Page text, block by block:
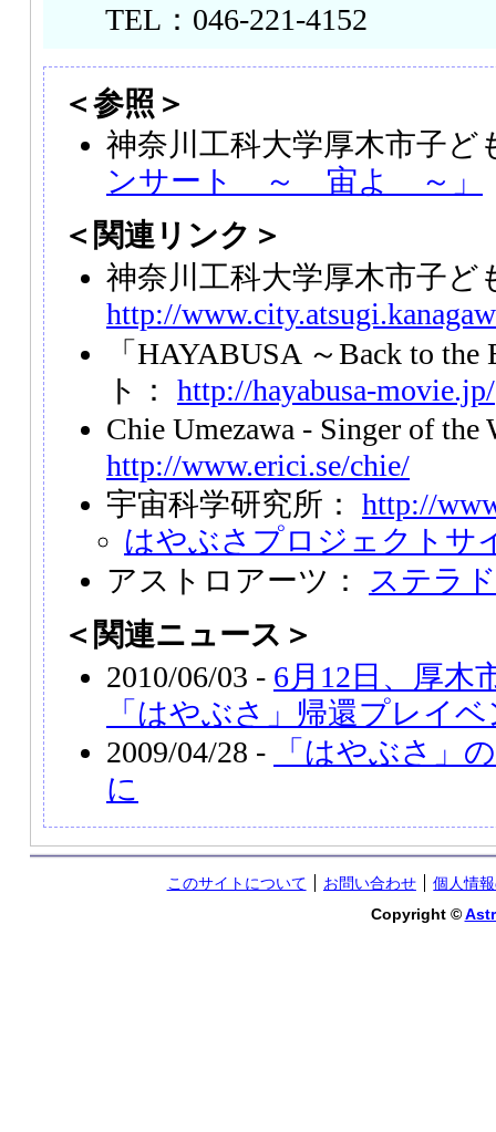
TEL：046-221-4152
＜参照＞
神奈川工科大学厚木市子ど
ンサート ～ 宙よ ～」
＜関連リンク＞
神奈川工科大学厚木市子ど
http://
「HAYABUSA ～Back to
ト： http://hayabusa-movie.jp/
Chie Umezawa - Singer of the
http://www.erici.se/chie/
宇宙科学研究所： http://
はやぶさプロジェクトサ
アストロアーツ：
ステラ
＜関連ニュース＞
2010/06/03 - 6月12日、厚木
「はやぶさ」帰還プレイ
2009/04/28 -
「はやぶさ」
に
このサイトについて お問い合わせ
個人情
Copyright ©